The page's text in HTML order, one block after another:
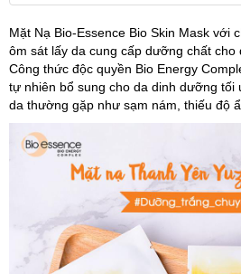
Mặt Nạ Bio-Essence Bio Skin Mask với
ôm sát lấy da cung cấp dưỡng chất cho
Công thức độc quyền Bio Energy
tự nhiên bổ sung cho da dinh dưỡng tối
da thường gặp như sạm nám, thiếu độ